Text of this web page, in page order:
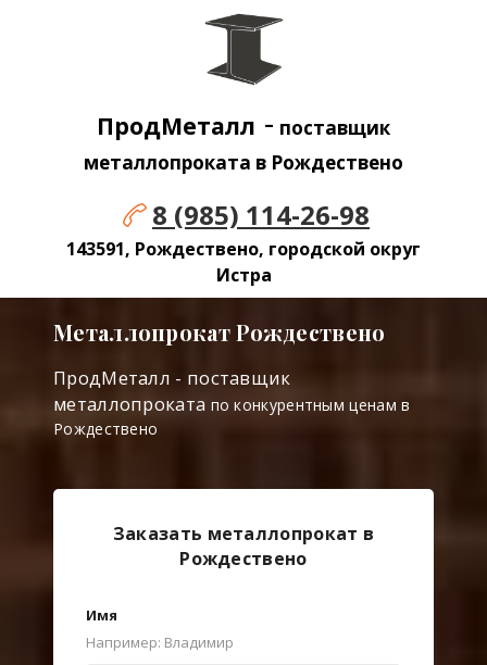
ПродМеталл - поставщик
металлопроката в Рождествено
8 (985) 114-26-98
143591, Рождествено, городской округ
Истра
Металлопрокат Рождествено
ПродМеталл - поставщик
металлопроката по конкурентным ценам в
Рождествено
Заказать металлопрокат в
Рождествено
Имя
Например: Владимир